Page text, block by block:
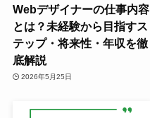
Webデザイナーの仕事内容
とは？未経験から目指すス
テップ・将来性・年収を徹
底解説
2026年5月25日